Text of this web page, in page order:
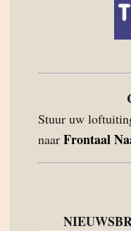
Stuur uw
naar Frontaal